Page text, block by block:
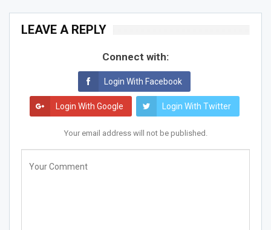
LEAVE A REPLY
Connect with:
Login With Facebook
Login With Google Login With Twitter
Your email address will not be published.